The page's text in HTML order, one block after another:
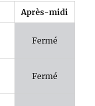
Après-midi
Fermé
Fermé